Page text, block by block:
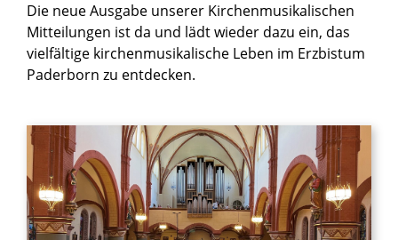
Die neue Ausgabe unserer Kirchenmusikalischen
Mitteilungen ist da und lädt wieder dazu ein, das
vielfältige kirchenmusikalische Leben im Erzbistum
Paderborn zu entdecken.